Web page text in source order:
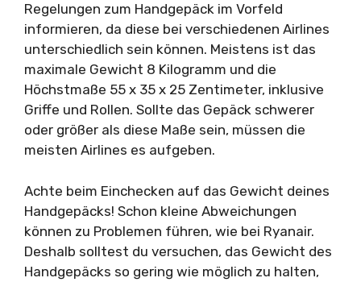
Regelungen zum Handgepäck im Vorfeld
informieren, da diese bei verschiedenen Airlines
unterschiedlich sein können. Meistens ist das
maximale Gewicht 8 Kilogramm und die
Höchstmaße 55 x 35 x 25 Zentimeter, inklusive
Griffe und Rollen. Sollte das Gepäck schwerer
oder größer als diese Maße sein, müssen die
meisten Airlines es aufgeben.
Achte beim Einchecken auf das Gewicht deines
Handgepäcks! Schon kleine Abweichungen
können zu Problemen führen, wie bei Ryanair.
Deshalb solltest du versuchen, das Gewicht des
Handgepäcks so gering wie möglich zu halten,